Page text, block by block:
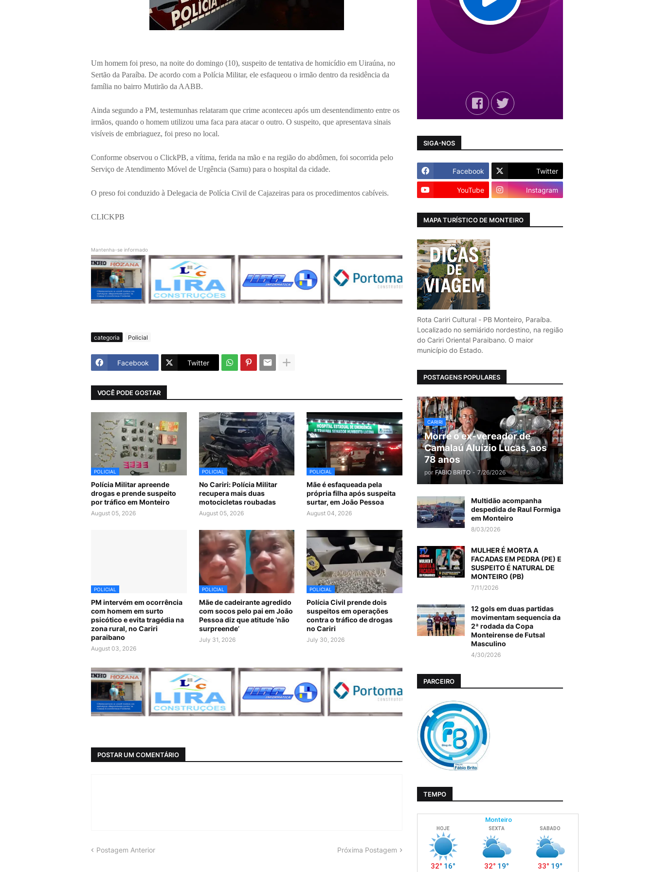
Um homem foi preso, na noite do domingo (10), suspeito de tentativa de homicídio em Uiraúna, no
Sertão da Paraíba. De acordo com a Polícia Militar, ele esfaqueou o irmão dentro da residência da
família no bairro Mutirão da AABB.
Ainda segundo a PM, testemunhas relataram que crime aconteceu após um desentendimento entre os
irmãos, quando o homem utilizou uma faca para atacar o outro. O suspeito, que apresentava sinais
visíveis de embriaguez, foi preso no local.
Conforme observou o ClickPB, a vítima, ferida na mão e na região do abdômen, foi socorrida pelo
Serviço de Atendimento Móvel de Urgência (Samu) para o hospital da cidade.
O preso foi conduzido à Delegacia de Polícia Civil de Cajazeiras para os procedimentos cabíveis.
CLICKPB
Mantenha-se informado
categoria Policial
Facebook Twitter
VOCÊ PODE GOSTAR
POLICIAL
Polícia Militar apreende
drogas e prende suspeito
por tráfico em Monteiro
August 05, 2026
POLICIAL
No Cariri: Polícia Militar
recupera mais duas
motocicletas roubadas
August 05, 2026
POLICIAL
Mãe é esfaqueada pela
própria filha após suspeita
surtar, em João Pessoa
August 04, 2026
POLICIAL
PM intervém em ocorrência
com homem em surto
psicótico e evita tragédia na
zona rural, no Cariri
paraibano
August 03, 2026
POLICIAL
Mãe de cadeirante agredido
com socos pelo pai em João
Pessoa diz que atitude ‘não
surpreende’
July 31, 2026
POLICIAL
Polícia Civil prende dois
suspeitos em operações
contra o tráfico de drogas
no Cariri
July 30, 2026
POSTAR UM COMENTÁRIO
Postagem Anterior Próxima Postagem
SIGA-NOS
Facebook Twitter
YouTube Instagram
MAPA TURÍSTICO DE MONTEIRO
Rota Cariri Cultural - PB Monteiro, Paraíba.
Localizado no semiárido nordestino, na região
do Cariri Oriental Paraibano. O maior
município do Estado.
POSTAGENS POPULARES
CARIRI
Morre o ex-vereador de
Camalaú Aluízio Lucas, aos
78 anos
por FABIO BRITO - 7/26/2026
Multidão acompanha
despedida de Raul Formiga
em Monteiro
8/03/2026
MULHER É MORTA A
FACADAS EM PEDRA (PE) E
SUSPEITO É NATURAL DE
MONTEIRO (PB)
7/11/2026
12 gols em duas partidas
movimentam sequencia da
2ª rodada da Copa
Monteirense de Futsal
Masculino
4/30/2026
PARCEIRO
TEMPO